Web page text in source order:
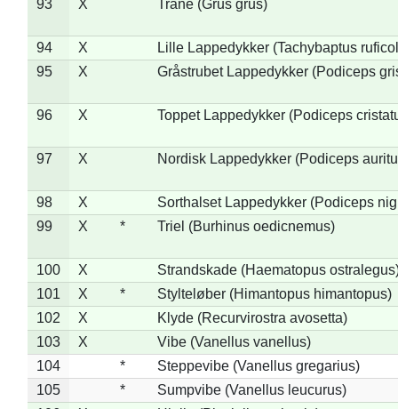
93 X Trane (Grus grus)
94 X
Lille Lappedykker (Tachybaptus
95
X Gråstrubet Lappedykker (Podiceps
96 X Toppet Lappedykker (Podiceps
97 X Nordisk Lappedykker (Podiceps
98 X
Sorthalset Lappedykker (Podiceps
99
X * Triel (Burhinus oedicnemus)
100 X
Strandskade (Haematopus
101
X *
Stylteløber (Himantopus himantopus)
102
X
Klyde (Recurvirostra avosetta)
103
X
Vibe (Vanellus vanellus)
104
*
Steppevibe (Vanellus gregarius)
105
*
Sumpvibe (Vanellus leucurus)